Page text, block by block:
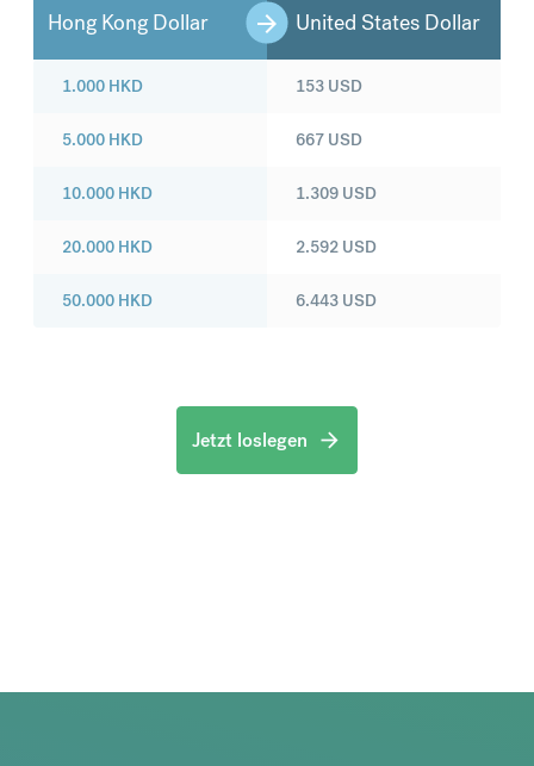
Hong Kong Dollar United States Dollar
1.000 HKD
5.000 HKD
10.000 HKD
20.000 HKD
50.000 HKD
153 USD
667 USD
1.309 USD
2.592 USD
6.443 USD
Jetzt loslegen